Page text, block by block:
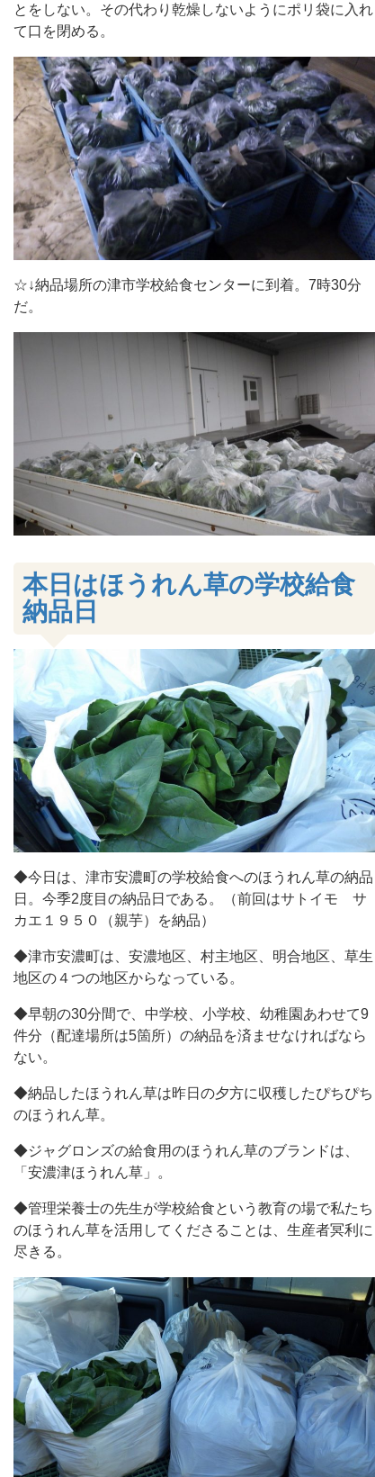
とをしない。その代わり乾燥しないようにポリ袋に入れ
て口を閉める。
☆↓納品場所の津市学校給食センターに到着。7時30分
だ。
本日はほうれん草の学校給食
納品日
◆今日は、津市安濃町の学校給食へのほうれん草の納品
日。今季2度目の納品日である。（前回はサトイモ サ
カエ１９５０（親芋）を納品）
◆津市安濃町は、安濃地区、村主地区、明合地区、草生
地区の４つの地区からなっている。
◆早朝の30分間で、中学校、小学校、幼稚園あわせて9
件分（配達場所は5箇所）の納品を済ませなければなら
ない。
◆納品したほうれん草は昨日の夕方に収穫したぴちぴち
のほうれん草。
◆ジャグロンズの給食用のほうれん草のブランドは、
「安濃津ほうれん草」。
◆管理栄養士の先生が学校給食という教育の場で私たち
のほうれん草を活用してくださることは、生産者冥利に
尽きる。